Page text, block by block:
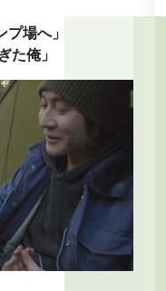
場へ」
た俺」